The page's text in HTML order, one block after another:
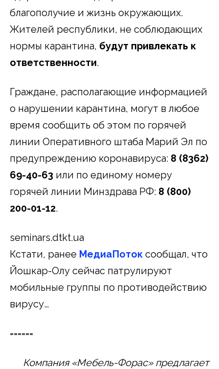
благополучие и жизнь окружающих.
Жителей республики, не соблюдающих
нормы карантина, будут привлекать к
ответственности.
Граждане, располагающие информацией
о нарушении карантина, могут в любое
время сообщить об этом по горячей
линии Оперативного штаба Марий Эл по
предупреждению коронавируса: 8 (8362)
69-40-63 или по единому номеру
горячей линии Минздрава РФ: 8 (800)
200-01-12.
seminars.dtkt.ua
Кстати, ранее МедиаПоток сообщал, что
Йошкар-Олу сейчас патрулируют
мобильные группы по противодействию
вирусу…
======
Компания «Мебель-Форас» предлагает